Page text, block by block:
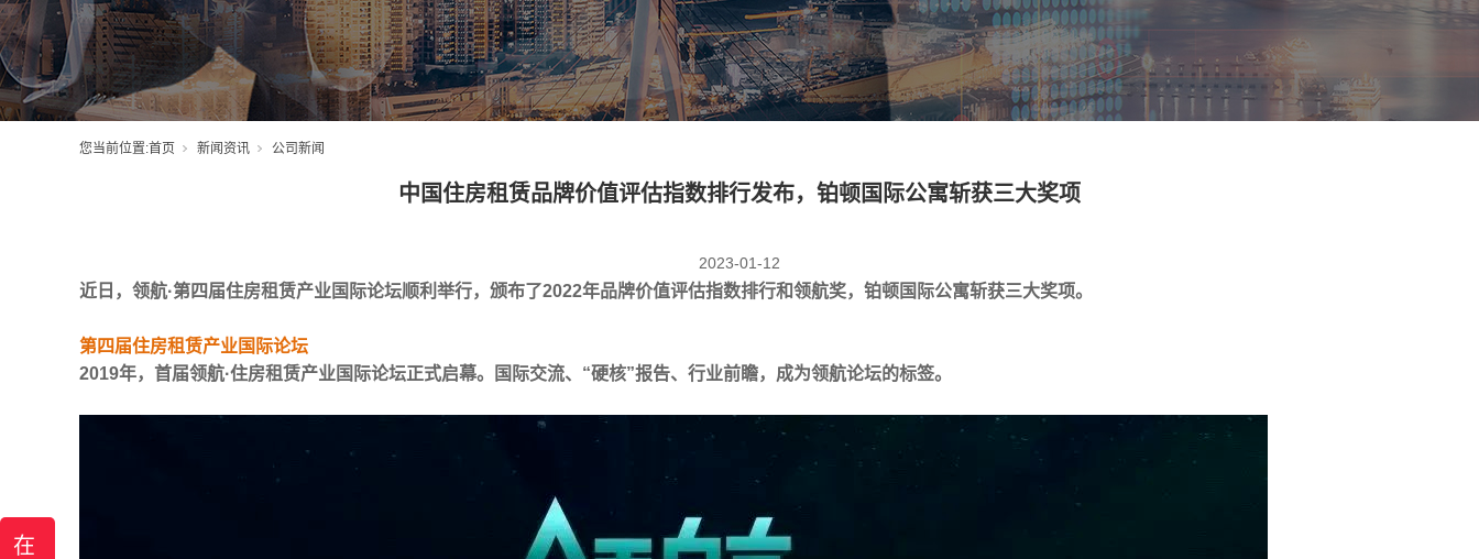
您当前位置:首页 新闻资讯 公司新闻
中国住房租赁品牌价值评估指数排行发布，铂顿国际公寓斩获三大奖项
2023-01-12
近日，领航·第四届住房租赁产业国际论坛顺利举行，颁布了2022年品牌价值评估指数排行和领航奖，铂顿国际公寓斩获三大奖项。
第四届住房租赁产业国际论坛
2019年，首届领航·住房租赁产业国际论坛正式启幕。国际交流、“硬核”报告、行业前瞻，成为领航论坛的标签。
在